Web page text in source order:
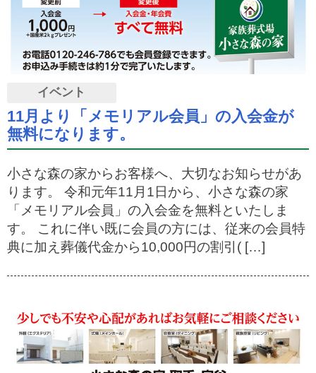
イベント
11月より「メモリアル会員」の入会金が
無料になります。
小さな森の家からお客様へ、大切なお知らせがあ
ります。 令和元年11月1日から、小さな森の家
「メモリアル会員」の入会金を無料といたしま
す。 これに伴い既に会員の方には、従来の会員特
典に加え葬儀代金から10,000円の割引( […]